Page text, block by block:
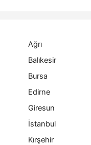
Ağrı
Balıkesir
Bursa
Edirne
Giresun
İstanbul
Kırşehir